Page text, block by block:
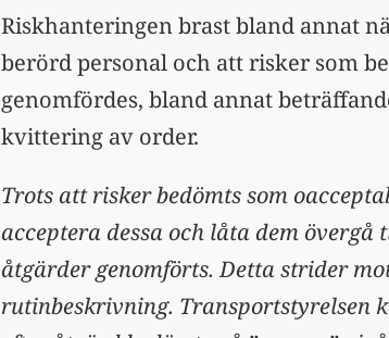
Riskhanteringen brast bland annat
berörd personal och att risker som
genomfördes, bland annat
kvittering av order.
Trots att risker bedömts som
acceptera dessa och låta dem övergå
åtgärder genomförts. Detta strider
rutinbeskrivning. Transportstyrelsen